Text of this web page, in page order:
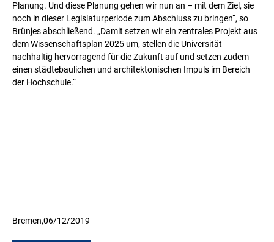
Planung. Und diese Planung gehen wir nun an – mit dem Ziel, sie
noch in dieser Legislaturperiode zum Abschluss zu bringen“, so
Brünjes abschließend. „Damit setzen wir ein zentrales Projekt aus
dem Wissenschaftsplan 2025 um, stellen die Universität
nachhaltig hervorragend für die Zukunft auf und setzen zudem
einen städtebaulichen und architektonischen Impuls im Bereich
der Hochschule.“
Bremen,06/12/2019